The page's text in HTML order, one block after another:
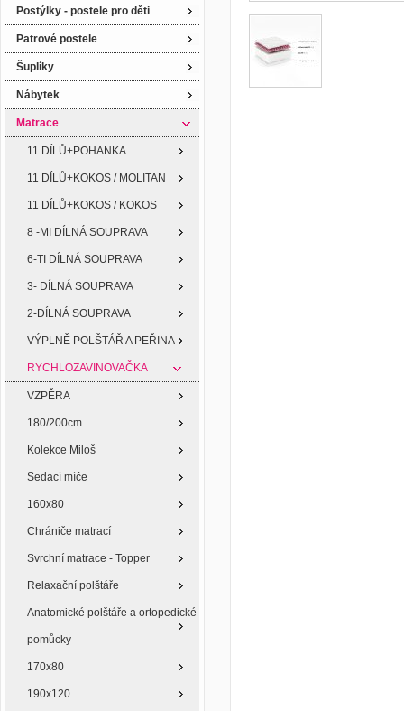
Postýlky - postele pro děti
Patrové postele
Šuplíky
Nábytek
Matrace
11 DÍLŮ+POHANKA
11 DÍLŮ+KOKOS / MOLITAN
11 DÍLŮ+KOKOS / KOKOS
8 -MI DÍLNÁ SOUPRAVA
6-TI DÍLNÁ SOUPRAVA
3- DÍLNÁ SOUPRAVA
2-DÍLNÁ SOUPRAVA
VÝPLNĚ POLŠTÁŘ A PEŘINA
RYCHLOZAVINOVAČKA
VZPĚRA
180/200cm
Kolekce Miloš
Sedací míče
160x80
Chrániče matrací
Svrchní matrace - Topper
Relaxační polštáře
Anatomické polštáře a ortopedické
pomůcky
170x80
190x120